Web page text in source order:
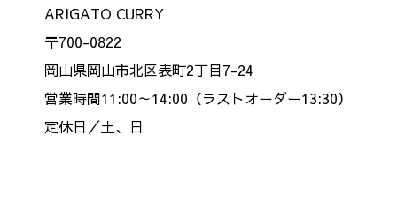
ARIGATO CURRY
〒700-0822
岡山県岡山市北区表町2丁目7-24
営業時間11:00～14:00（ラストオーダー13:30）
定休日／土、日